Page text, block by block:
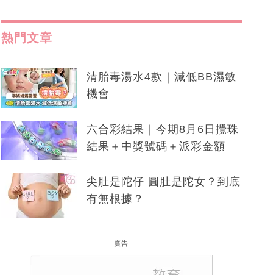
熱門文章
清胎毒湯水4款｜減低BB濕敏
機會
六合彩結果｜今期8月6日攪珠
結果＋中獎號碼＋派彩金額
尖肚是陀仔 圓肚是陀女？到底
有無根據？
廣告